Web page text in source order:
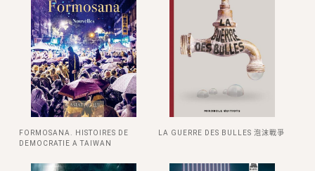
FORMOSANA. HISTOIRES DE
DEMOCRATIE A TAIWAN
LA GUERRE DES BULLES 泡沫戰爭